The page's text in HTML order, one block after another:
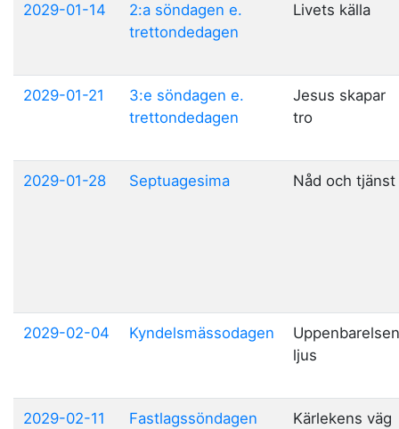
2029-01-14
2:a söndagen e.
trettondedagen
Livets källa
2029-01-21
3:e söndagen e.
trettondedagen
Jesus skapar
tro
2029-01-28 Septuagesima Nåd och tjänst
2029-02-04 Kyndelsmässodagen
ljus
2029-02-11 Fastlagssöndagen Kärlekens väg